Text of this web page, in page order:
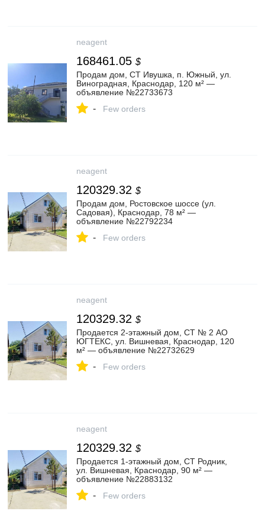
neagent
168461.05 $
Продам дом, СТ Ивушка, п. Южный, ул.
Виноградная, Краснодар, 120 м² —
объявление №22733673
- Few orders
neagent
120329.32 $
Продам дом, Ростовское шоссе (ул.
Садовая), Краснодар, 78 м² —
объявление №22792234
- Few orders
neagent
120329.32 $
Продается 2-этажный дом, СТ № 2 АО
ЮГТЕКС, ул. Вишневая, Краснодар, 120
м² — объявление №22732629
- Few orders
neagent
120329.32 $
Продается 1-этажный дом, СТ Родник,
ул. Вишневая, Краснодар, 90 м² —
объявление №22883132
- Few orders